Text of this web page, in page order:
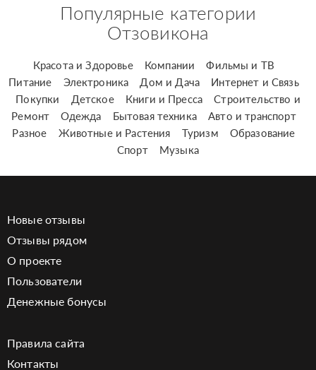
Популярные категории
Отзовикона
Красота и Здоровье Компании
Фильмы и ТВ
Питание
Электроника Дом и Дача
Интернет и Связь
Покупки
Детское Книги и Пресса
Строительство и
Ремонт
Одежда Бытовая техника
Авто и транспорт
Разное
Животные и Растения Туризм
Образование
Спорт
Музыка
Новые отзывы
Отзывы рядом
О проекте
Пользователи
Денежные бонусы
Правила сайта
Контакты